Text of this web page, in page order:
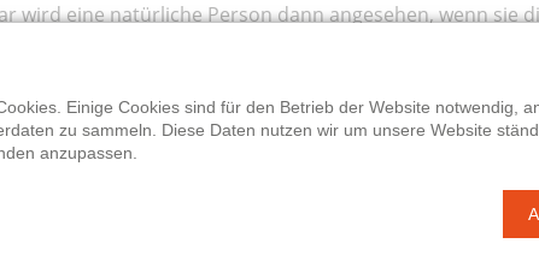
wird eine natürliche Person dann angesehen, wenn
Standortdaten, einer Online-Kennung oder
ihrer physischen, physiologischen, genetischen,
Logfiles
d.h. wenn Sie sich nicht registrieren oder uns
die Informationen, die uns durch Ihren Browser
Einige Cookies sind für den Betrieb der Website notwendig,
zu sammeln. Diese Daten nutzen wir um unsere Website
anzupassen.